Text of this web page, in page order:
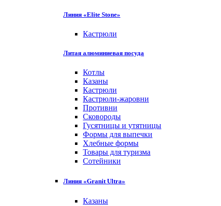
Линия «Elite Stone»
Кастрюли
Литая алюминиевая посуда
Котлы
Казаны
Кастрюли
Кастрюли-жаровни
Противни
Сковороды
Гусятницы и утятницы
Формы для выпечки
Хлебные формы
Товары для туризма
Сотейники
Линия «Granit Ultra»
Казаны